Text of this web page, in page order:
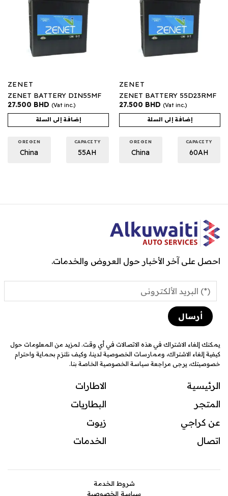
ZENET
ZENET BATTERY 55D23RMF
27.500 BHD (Vat inc.)
إضافة إلى السلة
CAPACITY
60AH
ORIGIN
China
ZENET
ZENET BATTERY DIN55MF
27.500 BHD (Vat inc.)
إضافة إلى السلة
CAPACITY
55AH
ORIGIN
China
احصل على آخر الأخبار حول العروض والخدمات.
يمكنك إلغاء الاشتراك في هذه الاتصالات في أي وقت. لمزيد من المعلومات حول
كيفية إلغاء الاشتراك، وممارسات الخصوصية لدينا، وكيف نلتزم بحماية واحترام
خصوصيتك، يرجى مراجعة سياسة الخصوصية الخاصة بنا.
الرئيسية
المتجر
عن كراجي
اتصال
الاطارات
البطاريات
زيوت
الخدمات
شروط الخدمة
سياسة الخصوصية